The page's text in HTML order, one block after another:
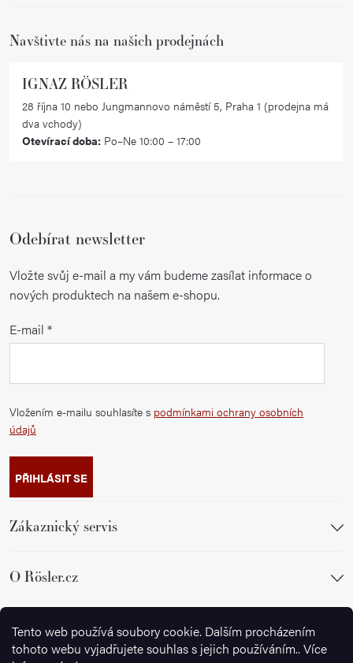
Tento web používá soubory cookie. Dalším procházením
tohoto webu vyjadřujete souhlas s jejich používáním.. Více
Navštivte nás na našich prodejnách
IGNAZ RÖSLER
28 října 10 nebo Jungmannovo náměstí 5, Praha 1 (prodejna má
dva vchody)
Otevírací doba: Po–Ne 10:00 – 17:00
Odebírat newsletter
Vložte svůj e-mail a my vám budeme zasílat informace o
nových produktech na našem e-shopu.
E-mail
Vložením e-mailu souhlasíte s podmínkami ochrany osobních
údajů
PŘIHLÁSIT SE
Zákaznický servis
O Rösler.cz
Sledujte nás